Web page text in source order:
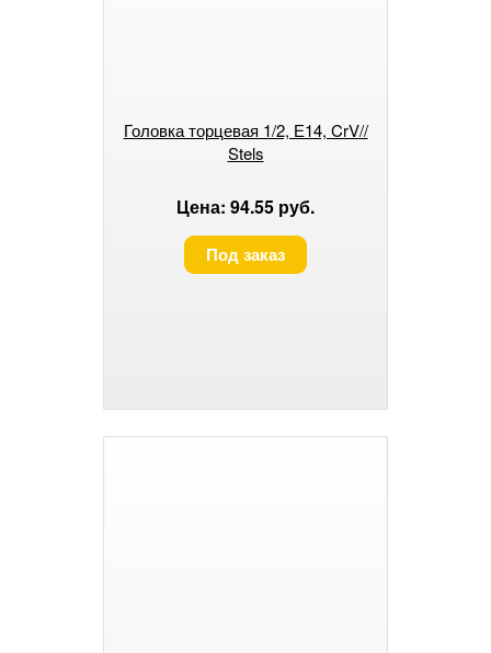
Головка торцевая 1/2, Е14, CrV//
Stels
Цена: 94.55 руб.
Под заказ